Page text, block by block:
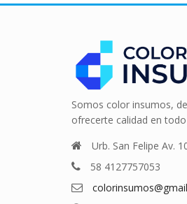
Somos color insumos,
ofrecerte calidad en
Urb. San Felipe Av.
58 4127757053